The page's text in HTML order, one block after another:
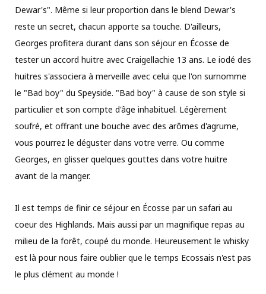
Dewar's". Même si leur proportion dans le blend Dewar's
reste un secret, chacun apporte sa touche. D'ailleurs,
Georges profitera durant dans son séjour en Écosse de
tester un accord huitre avec Craigellachie 13 ans. Le iodé des
huitres s'associera à merveille avec celui que l'on surnomme
le "Bad boy" du Speyside. "Bad boy" à cause de son style si
particulier et son compte d'âge inhabituel. Légèrement
soufré, et offrant une bouche avec des arômes d'agrume,
vous pourrez le déguster dans votre verre. Ou comme
Georges, en glisser quelques gouttes dans votre huitre
avant de la manger.
Il est temps de finir ce séjour en Écosse par un safari au
coeur des Highlands. Mais aussi par un magnifique repas au
milieu de la forêt, coupé du monde. Heureusement le whisky
est là pour nous faire oublier que le temps Ecossais n'est pas
le plus clément au monde !